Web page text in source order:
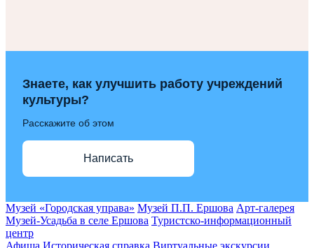
Знаете, как улучшить работу учреждений
культуры?
Расскажите об этом
Написать
Музей «Городская управа» Музей П.П. Ершова Арт-галерея
Музей-Усадьба в селе Ершова Туристско-информационный
центр
Афиша Историческая справка Виртуальные экскурсии